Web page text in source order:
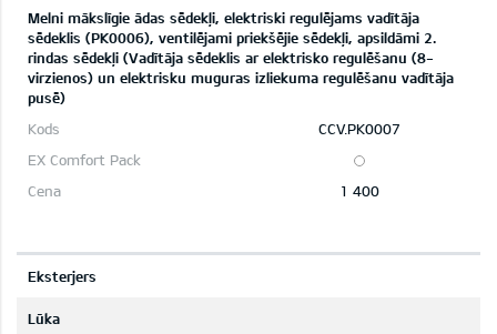
Melni mākslīgie ādas sēdekļi, elektriski regulējams vadītāja
sēdeklis (PK0006), ventilējami priekšējie sēdekļi, apsildāmi 2.
rindas sēdekļi (Vadītāja sēdeklis ar elektrisko regulēšanu (8-
virzienos) un elektrisku muguras izliekuma regulēšanu vadītāja
pusē)
CCV.PK0007
1 400
Eksterjers
Lūka